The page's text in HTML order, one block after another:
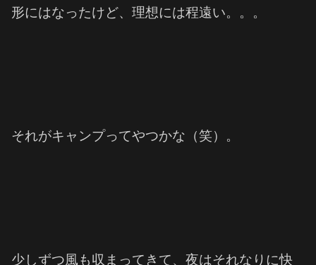
形にはなったけど、理想には程遠い。。。
それがキャンプってやつかな（笑）。
少しずつ風も収まってきて、夜はそれなりに快